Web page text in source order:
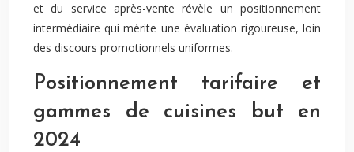
et du service après-vente révèle un positionnement
intermédiaire qui mérite une évaluation rigoureuse, loin
des discours promotionnels uniformes.
Positionnement tarifaire et
gammes de cuisines but en
2024